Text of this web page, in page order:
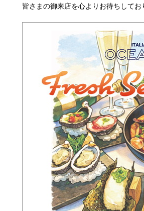
皆さまの御来店を心よりお待ちしてお